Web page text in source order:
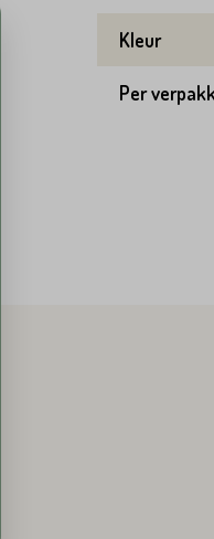
Kleur
Per